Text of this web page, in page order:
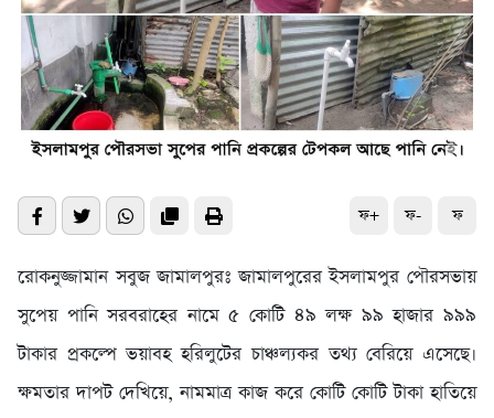
ফ+ ফ- ফ
​রোকনুজ্জামান সবুজ জামালপুরঃ জামালপুরের ইসলামপুর পৌরসভায়
সুপেয় পানি সরবরাহের নামে ৫ কোটি ৪৯ লক্ষ ৯৯ হাজার ৯৯৯
টাকার প্রকল্পে ভয়াবহ হরিলুটের চাঞ্চল্যকর তথ্য বেরিয়ে এসেছে।
ক্ষমতার দাপট দেখিয়ে, নামমাত্র কাজ করে কোটি কোটি টাকা হাতিয়ে